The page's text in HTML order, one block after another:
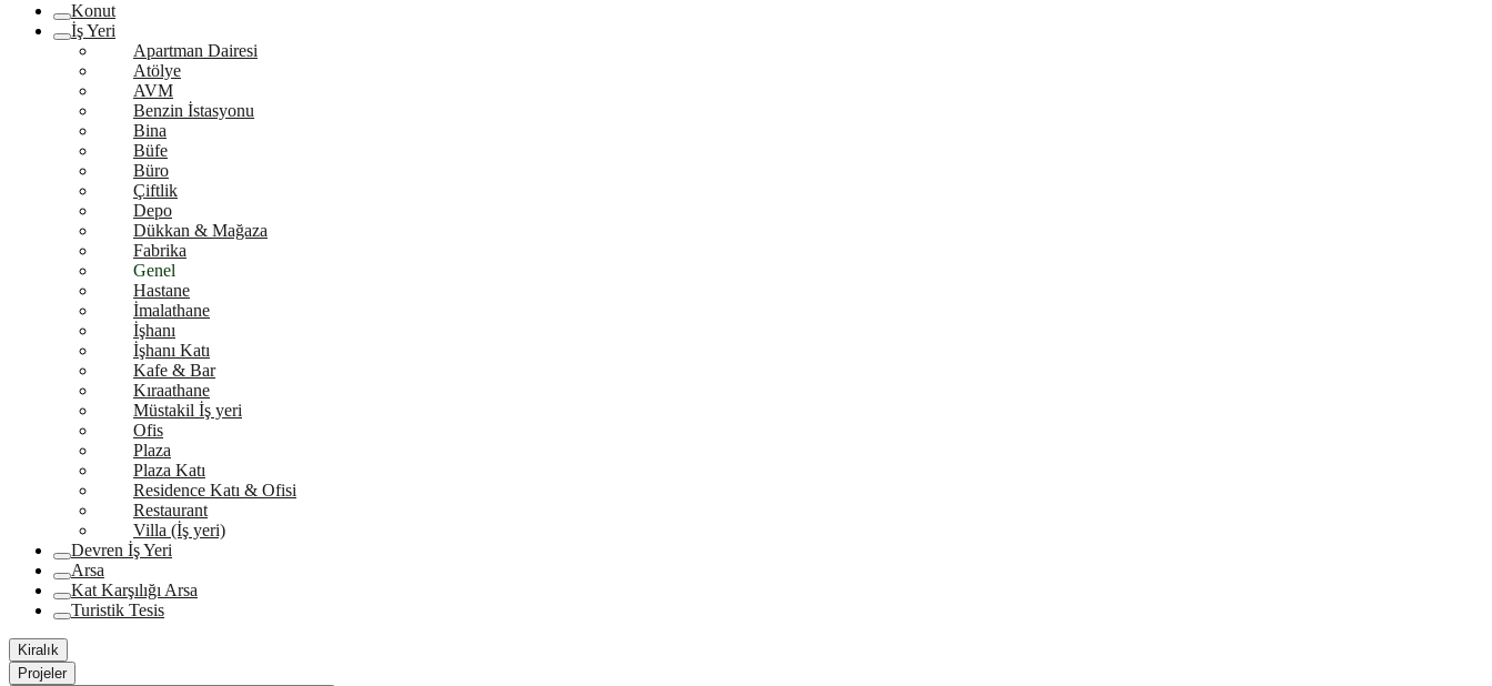
Konut
İş Yeri
Apartman Dairesi
Atölye
AVM
Benzin İstasyonu
Bina
Büfe
Büro
Çiftlik
Depo
Dükkan & Mağaza
Fabrika
Genel
Hastane
İmalathane
İşhanı
İşhanı Katı
Kafe & Bar
Kıraathane
Müstakil İş yeri
Ofis
Plaza
Plaza Katı
Residence Katı & Ofisi
Restaurant
Villa (İş yeri)
Devren İş Yeri
Arsa
Kat Karşılığı Arsa
Turistik Tesis
Kiralık
Projeler